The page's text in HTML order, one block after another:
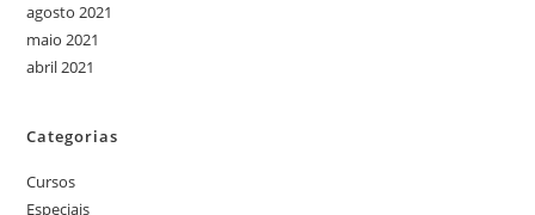
agosto 2021
maio 2021
abril 2021
Categorias
Cursos
Especiais